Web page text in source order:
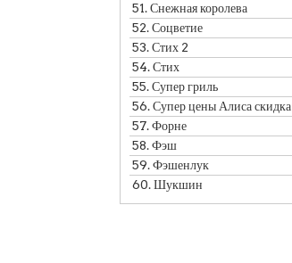
51.Снежная королева
52.Соцветие
53.Стих 2
54.Стих
55.Супер гриль
56.Супер цены Алиса скидка
57.Форне
58.Фэш
59.Фэшенлук
60.Шукшин